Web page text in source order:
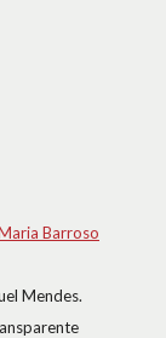
Barroso
Mendes.